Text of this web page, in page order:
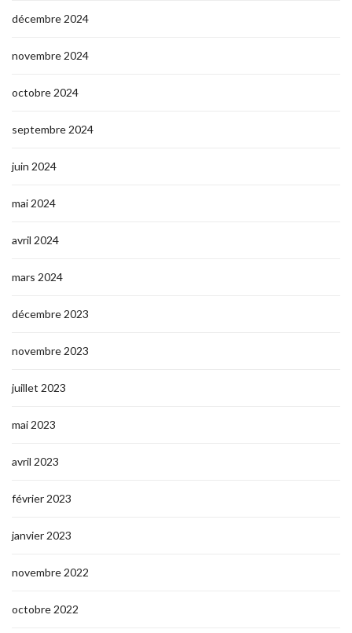
décembre 2024
novembre 2024
octobre 2024
septembre 2024
juin 2024
mai 2024
avril 2024
mars 2024
décembre 2023
novembre 2023
juillet 2023
mai 2023
avril 2023
février 2023
janvier 2023
novembre 2022
octobre 2022